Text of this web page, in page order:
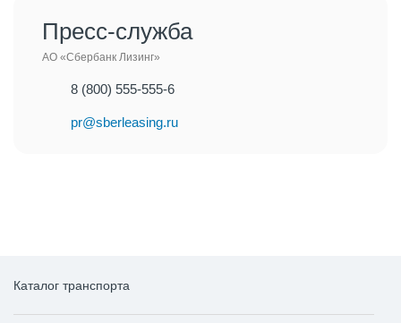
Пресс-служба
АО «Сбербанк Лизинг»
8 (800) 555-555-6
pr@sberleasing.ru
Каталог транспорта